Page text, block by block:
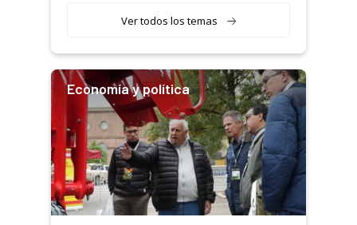
Ver todos los temas
Economía y política